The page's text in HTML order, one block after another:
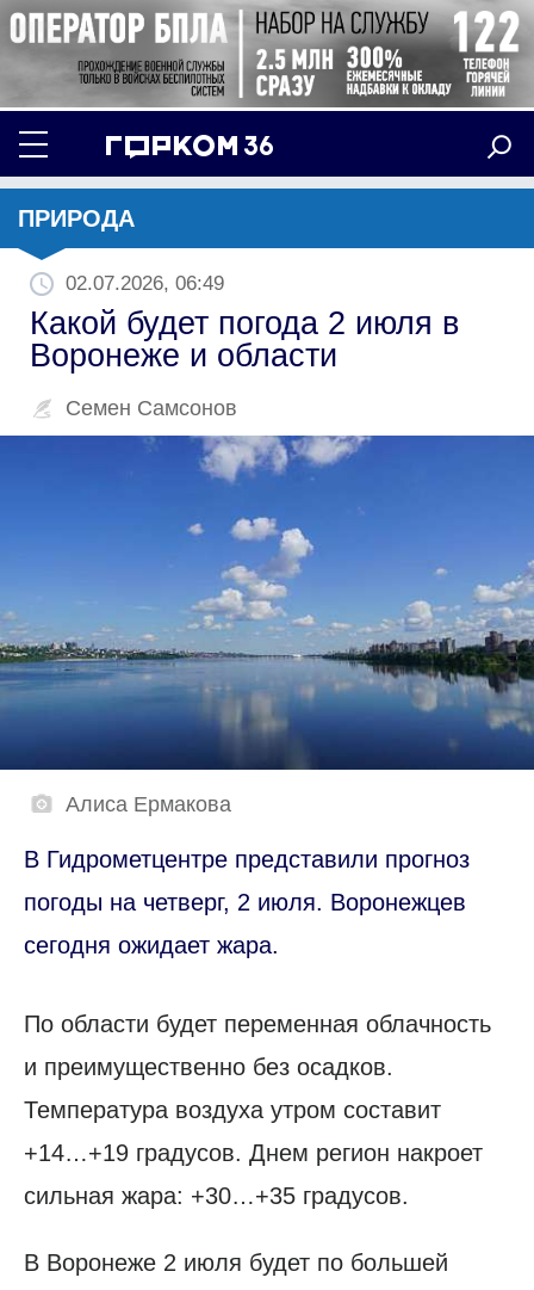
ПРИРОДА
02.07.2026, 06:49
Какой будет погода 2 июля в
Воронеже и области
Семен Самсонов
Алиса Ермакова
В Гидрометцентре представили прогноз
погоды на четверг, 2 июля. Воронежцев
сегодня ожидает жара.
По области будет переменная облачность
и преимущественно без осадков.
Температура воздуха утром составит
+14…+19 градусов. Днем регион накроет
сильная жара: +30…+35 градусов.
В Воронеже 2 июля будет по большей